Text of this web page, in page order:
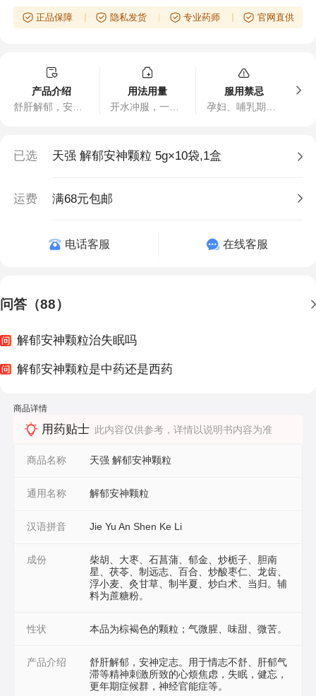
正品保障 隐私发货 专业药师 官网直供
产品介绍
用法用量
服用禁忌
已选 天强 解郁安神颗粒 5g×10袋,1盒
运费 满68元包邮
电话客服 在线客服
问答（88）
解郁安神颗粒治失眠吗
解郁安神颗粒是中药还是西药
商品详情
用药贴士 此内容仅供参考，详情以说明书内容为准
商品名称 天强 解郁安神颗粒
通用名称 解郁安神颗粒
汉语拼音 Jie Yu An Shen Ke Li
成份
柴胡、大枣、石菖蒲、郁金、炒栀子、胆南
星、茯苓、制远志、百合、炒酸枣仁、龙齿、
浮小麦、灸甘草、制半夏、炒白术、当归。辅
料为蔗糖粉。
性状 本品为棕褐色的颗粒；气微腥、味甜、微苦。
产品介绍
舒肝解郁，安神定志。用于情志不舒、肝郁气
滞等精神刺激所致的心烦焦虑，失眠，健忘，
更年期症候群，神经官能症等。